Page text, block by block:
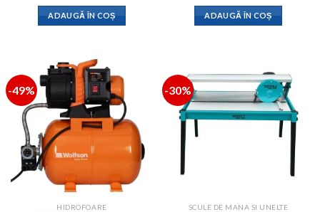
a
fost:
687lei.
este:
555lei.
ADAUGĂ ÎN COȘ
a
fost:
722lei.
este:
559lei.
ADAUGĂ ÎN COȘ
-49%
HIDROFOARE
-30%
SCULE DE MANA SI UNELTE